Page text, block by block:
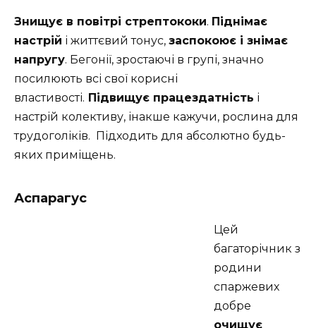
Знищує в повітрі стрептококи. Піднімає
настрій і життєвий тонус, заспокоює і знімає
напругу. Бегонії, зростаючі в групі, значно
посилюють всі свої корисні
властивості. Підвищує працездатність і
настрій колективу, інакше кажучи, рослина для
трудоголіків. Підходить для абсолютно будь-
яких приміщень.
Аспарагус
Цей
багаторічник з
родини
спаржевих
добре
очищує